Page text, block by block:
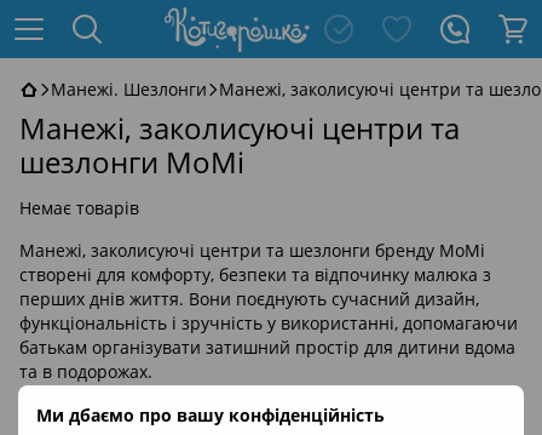
Ми дбаємо про вашу конфіденційність
Манежі. Шезлонги Манежі, заколисуючі центри та
Манежі, заколисуючі центри та шезлонги бренду MoMi
створені для комфорту, безпеки та відпочинку малюка з
перших днів життя. Вони поєднують сучасний дизайн,
функціональність і зручність у використанні, допомагаючи
батькам організувати затишний простір для дитини вдома
та в подорожах.
Манежі, заколисуючі центри та
шезлонги MoMi
Немає товарів